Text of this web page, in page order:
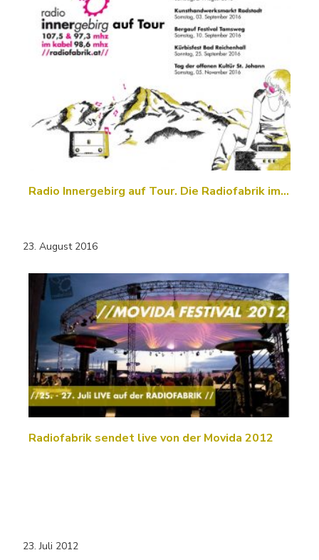
Radio Innergebirg auf Tour. Die Radiofabrik im…
23. August 2016
Radiofabrik sendet live von der Movida 2012
23. Juli 2012